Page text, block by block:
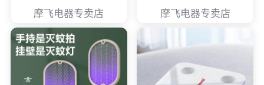
摩飞电器专卖店 摩飞电器专卖店